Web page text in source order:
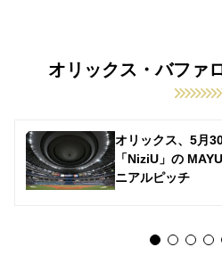
オリックス・バファ
オリックス、5月
「NiziU」の
ニアルピッチ